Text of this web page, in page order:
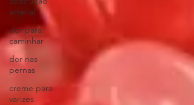
arterial
dor para
caminhar
dor nas
pernas
creme para
varizes